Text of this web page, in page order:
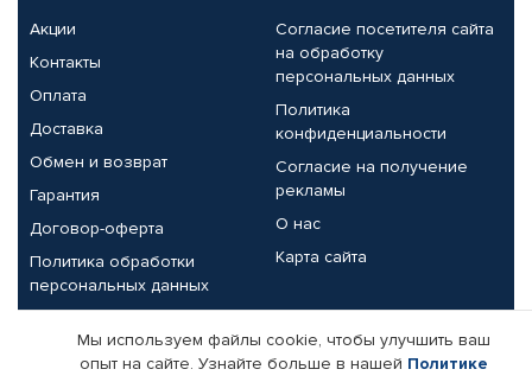
Акции
Контакты
Оплата
Доставка
Обмен и возврат
Гарантия
Договор-оферта
Политика обработки
персональных данных
Согласие посетителя сайта
на обработку
персональных данных
Политика
конфиденциальности
Согласие на получение
рекламы
О нас
Карта сайта
Партнерам
Мы используем файлы cookie, чтобы улучшить ваш
опыт на сайте. Узнайте больше в нашей Политике